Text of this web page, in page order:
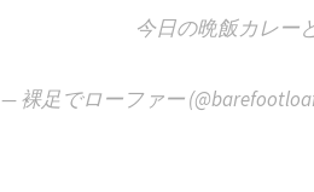
今日の晩飯カレー
— 裸足でローファー